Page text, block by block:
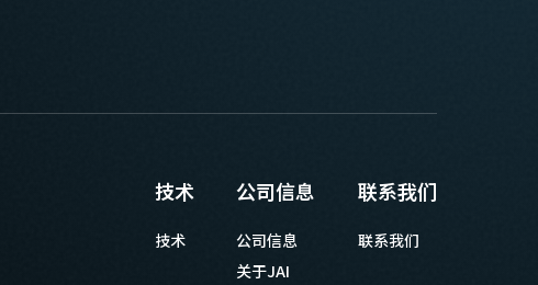
技术
技术
公司信息
公司信息
关于JAI
联系我们
联系我们